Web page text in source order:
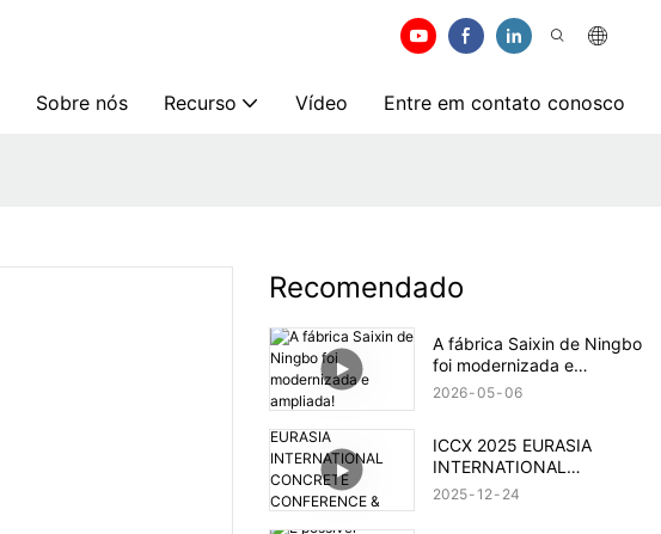
Sobre nós Recurso Vídeo Entre em contato conosco
Recomendado
A fábrica Saixin de Ningbo
foi modernizada e
ampliada!
2026 05 06
ICCX 2025 EURASIA
INTERNATIONAL
CONCRETE CONFERENCE
2025 12 24